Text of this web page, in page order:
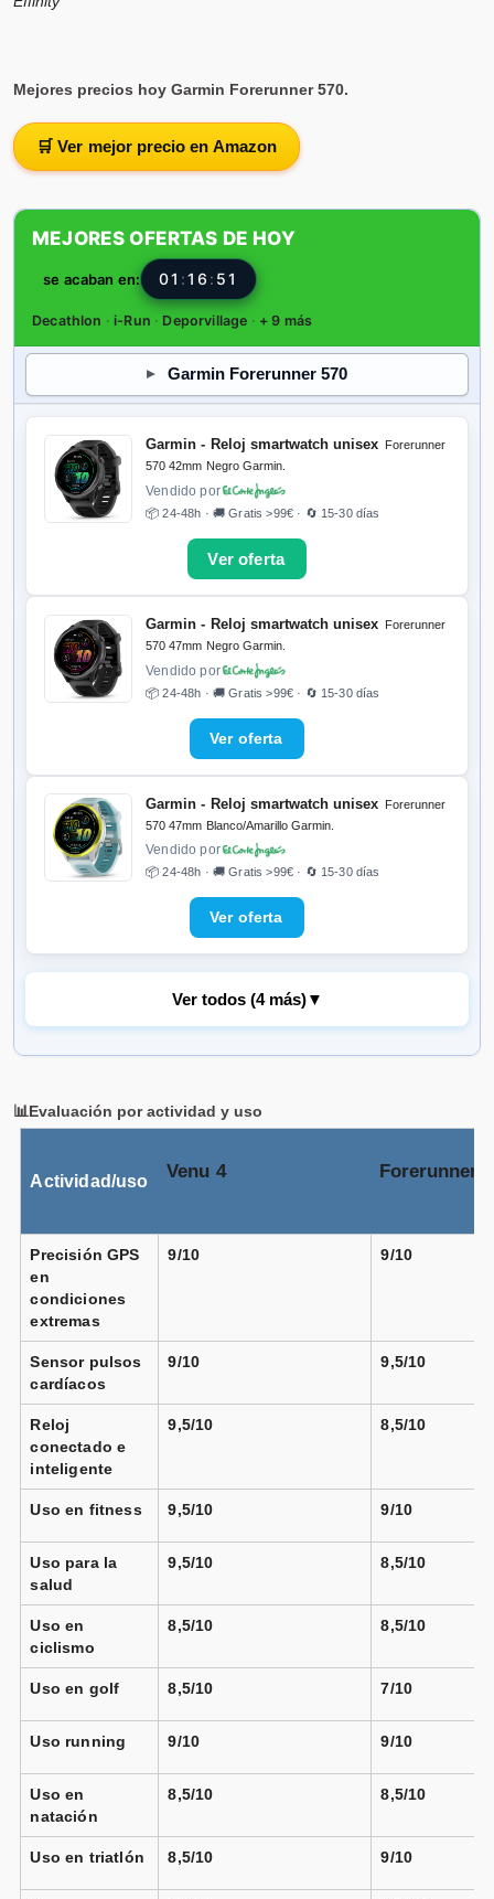
Garmin Venu 4 - 45 mm gris correa
Garmin Venu 4 - 45 mm plateado
📦 72h · 🚚 Gratis >49€ · 🔄 30 días
Garmin Venu 4 - 41 mm plateado
Vendido por
Garmin Venu 4 - 45 mm plateado
amarillo
Vendido por
📦 72h · 🚚 Gratis >49€ · 🔄 30 días
Mejores precios hoy Garmin Forerunner 570.
🛒 Ver mejor precio en Amazon
MEJORES OFERTAS DE HOY
se acaban en: 01 :16 : 50
Decathlon ·i-Run · Deporvillage · + 9 más
Garmin Forerunner 570
Garmin - Reloj smartwatch unisex
Forerunner
570 42mm Negro Garmin.
Vendido por
📦 24-48h · 🚚 Gratis >99€ · 🔄 15-30 días
Garmin - Reloj smartwatch unisex
Forerunner
570 47mm Negro Garmin.
Vendido por
📦 24-48h · 🚚 Gratis >99€ · 🔄 15-30 días
Garmin - Reloj smartwatch unisex Forerunner
570 47mm Blanco/Amarillo Garmin.
Vendido por
📦 24-48h · 🚚 Gratis >99€ · 🔄 15-30 días
Ver todos (4 más)▼
Vendido por
Garmin Forerunner 570 - 47 mm
negro correa
Garmin Forerunner 570 - 47 mm
amarillo
📦 72h · 🚚 Gratis >49€ · 🔄 30 días
blanco amarillo
📦 72h · 🚚 Gratis >49€ · 🔄 30 días
📊Evaluación por actividad y uso
Actividad/uso Venu 4 Forerunner
Precisión GPS
en
condiciones
extremas
9/10 9/10
Sensor pulsos
cardíacos
9/10 9,5/10
Reloj
conectado e
inteligente
9,5/10 8,5/10
Uso en fitness 9,5/10 9/10
Uso para la
salud
9,5/10 8,5/10
Uso en
ciclismo
8,5/10 8,5/10
Uso en golf 8,5/10 7/10
Uso running 9/10 9/10
Uso en
natación
8,5/10 8,5/10
Uso en triatlón 8,5/10 9/10